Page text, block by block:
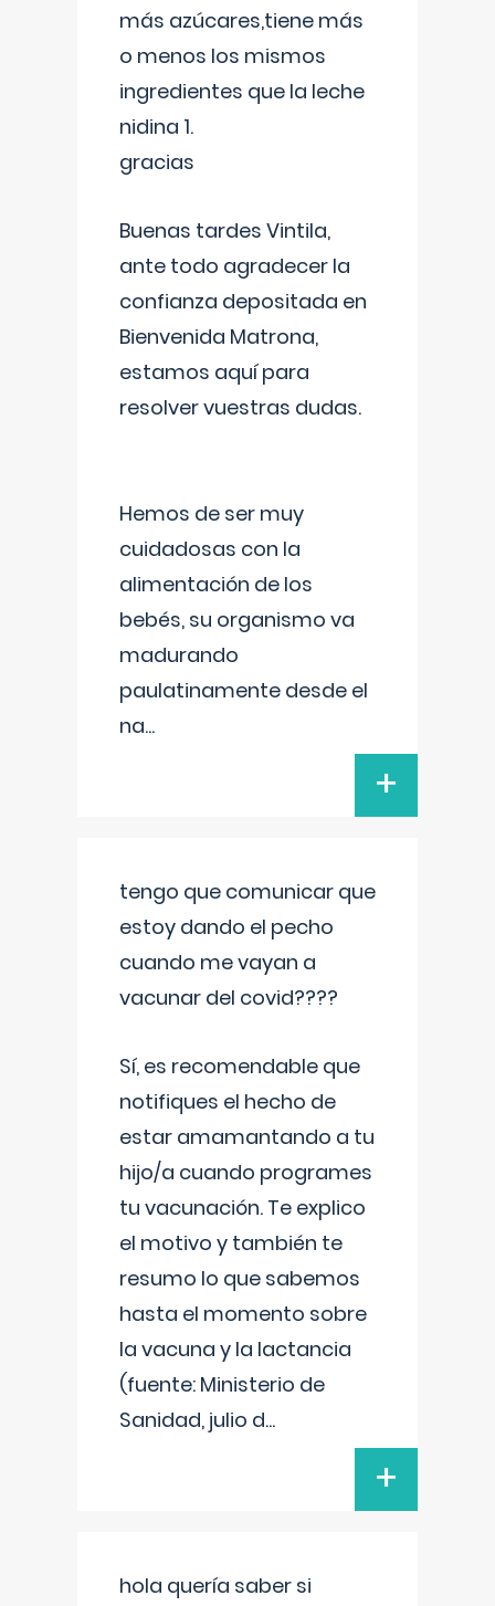
más azúcares,tiene más
o menos los mismos
ingredientes que la leche
nidina 1.
gracias
Buenas tardes Vintila,
ante todo agradecer la
confianza depositada en
Bienvenida Matrona,
estamos aquí para
resolver vuestras dudas.
Hemos de ser muy
cuidadosas con la
alimentación de los
bebés, su organismo va
madurando
paulatinamente desde el
na...
+
tengo que comunicar que
estoy dando el pecho
cuando me vayan a
vacunar del covid????
Sí, es recomendable que
notifiques el hecho de
estar amamantando a tu
hijo/a cuando programes
tu vacunación. Te explico
el motivo y también te
resumo lo que sabemos
hasta el momento sobre
la vacuna y la lactancia
(fuente: Ministerio de
Sanidad, julio d...
+
hola quería saber si